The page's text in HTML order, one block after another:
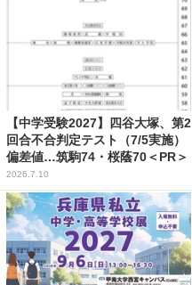
【中学受験2027】四谷大塚、第2
回合不合判定テスト（7/5実施）
偏差値…筑駒74・桜蔭70＜PR＞
2026.7.10